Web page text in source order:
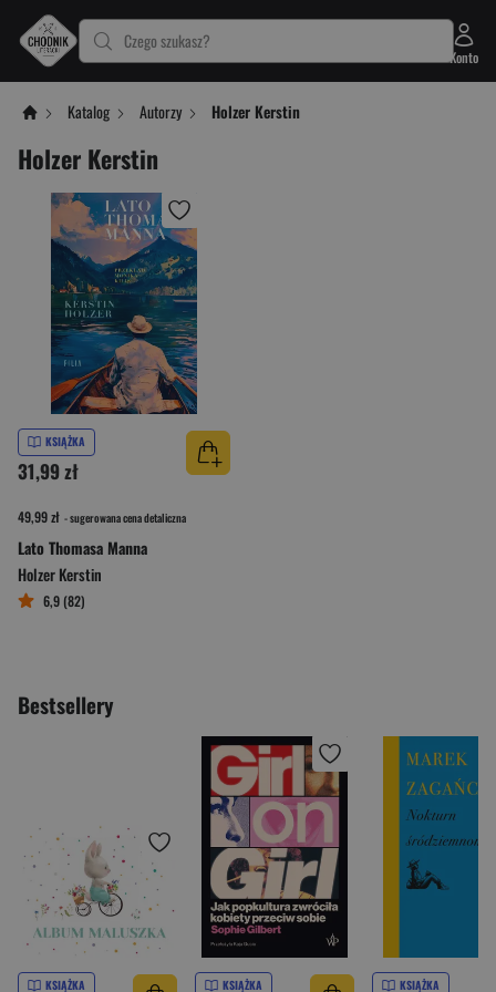
Czego szukasz?
Konto
Katalog Autorzy Holzer Kerstin
Holzer Kerstin
KSIĄŻKA
31,99 zł
49,99 zł - sugerowana cena detaliczna
Lato Thomasa Manna
Holzer Kerstin
6,9 (82)
Bestsellery
KSIĄŻKA KSIĄŻKA KSIĄŻKA